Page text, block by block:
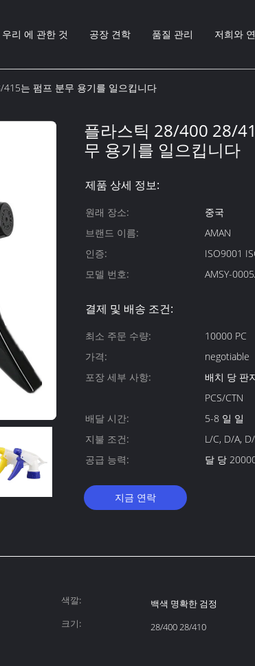
우리 에 관한 것 공장 견학 품질 관리 저희와
는 펌프 분무 용기를 일으킵니다
플라스틱 28/400 28/
무 용기를 일으킵니다
제품 상세 정보:
원래 장소:
중국
브랜드 이름:
AMAN
인증:
ISO9001
모델 번호:
AMSY-
결제 및 배송 조건:
최소 주문 수량:
10000 PC
가격:
negotiable
포장 세부 사항:
배치 당 판지 포장 크기:
PCS/CTN
배달 시간:
5-8 일 일
지불 조건:
L/C, D/A,
공급 능력:
달 당
지금 연락
색깔:
백색 명확한 검정
크기:
28/400 28/410